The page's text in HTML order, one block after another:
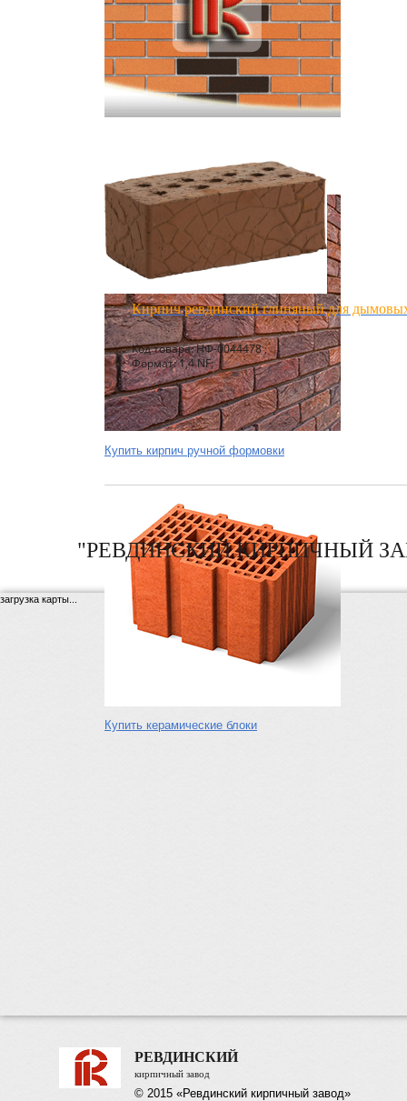
Купить кирпич ручной формовки
Купить керамические блоки
Кирпич ревдинский глиняный для
Код товара: НФ-0044478 ;
Формат: 1,4 NF;
"РЕВДИНСКИЙ КИРПИЧНЫЙ
загрузка карты...
РЕВДИНСКИЙ
кирпичный завод
© 2015 «Ревдинский кирпичный завод»